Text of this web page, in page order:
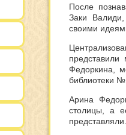
После
Заки
своими
Федоркина,
библиотеки
Арина
столицы, а
представляли.